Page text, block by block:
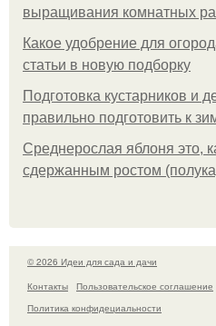
выращивания комнатных
Какое удобрение для
статьи в новую подборку
Подготовка кустарников и
правильно подготовить к
Среднерослая яблоня это,
сдержанным ростом
© 2026 Идеи для сада и дачи
Контакты
Пользовательское соглашение
Политика конфидециальности